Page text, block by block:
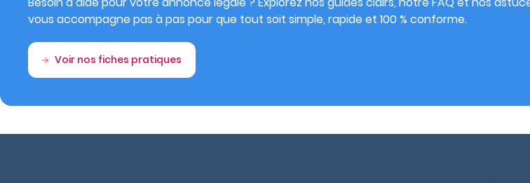
vous accompagne pas à pas pour que tout soit simple, rapide et 100 % conforme.
Voir nos fiches pratiques